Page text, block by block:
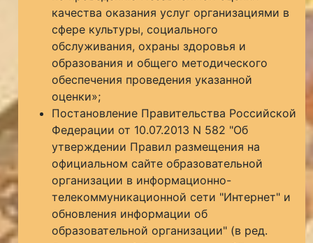
качества оказания услуг организациями в
сфере культуры, социального
обслуживания, охраны здоровья и
образования и общего методического
обеспечения проведения указанной
оценки»;
Постановление Правительства Российской
Федерации от 10.07.2013 N 582 "Об
утверждении Правил размещения на
официальном сайте образовательной
организации в информационно-
телекоммуникационной сети "Интернет" и
обновления информации об
образовательной организации" (в ред.